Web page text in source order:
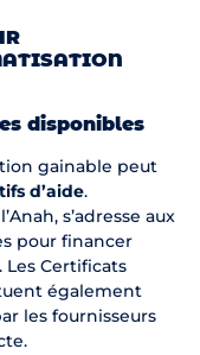
disponibles
gainable peut
d’aide.
s’adresse aux
pour financer
Les Certificats
également
les fournisseurs